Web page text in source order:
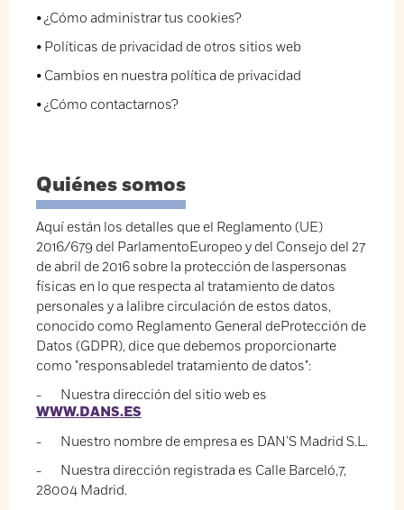
• ¿Cómo administrar tus cookies?
• Políticas de privacidad de otros sitios web
• Cambios en nuestra política de privacidad
• ¿Cómo contactarnos?
Quiénes somos
Aquí están los detalles que el Reglamento (UE)
2016/679 del ParlamentoEuropeo y del Consejo del 27
de abril de 2016 sobre la protección de laspersonas
físicas en lo que respecta al tratamiento de datos
personales y a lalibre circulación de estos datos,
conocido como Reglamento General deProtección de
Datos (GDPR), dice que debemos proporcionarte
como "responsabledel tratamiento de datos":
- Nuestra dirección del sitio web es
WWW.DANS.ES
- Nuestro nombre de empresa es DAN’S Madrid S.L.
- Nuestra dirección registrada es Calle Barceló,7,
28004 Madrid.